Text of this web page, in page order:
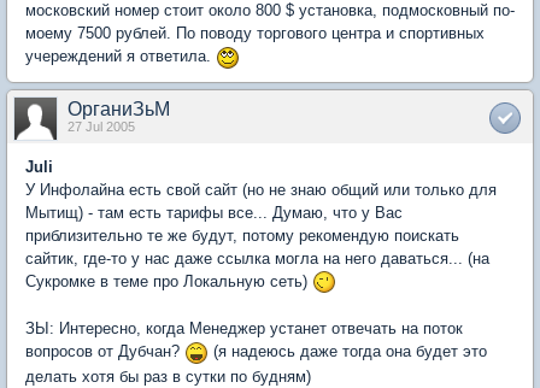
московский номер стоит около 800 $ установка, подмосковный по-
моему 7500 рублей. По поводу торгового центра и спортивных
учереждений я ответила.
ОрганиЗьМ
27 Jul 2005
Juli
У Инфолайна есть свой сайт (но не знаю общий или только для
Мытищ) - там есть тарифы все... Думаю, что у Вас
приблизительно те же будут, потому рекомендую поискать
сайтик, где-то у нас даже ссылка могла на него даваться... (на
Сукромке в теме про Локальную сеть)
ЗЫ: Интересно, когда Менеджер устанет отвечать на поток
вопросов от Дубчан?
(я надеюсь даже тогда она будет это
делать хотя бы раз в сутки по будням)